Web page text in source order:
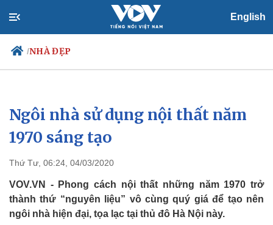
English
/NHÀ ĐẸP
Chính trị
Đảng
Tổ chức nhân sự
Nhận diện sự thật
Xã hội
Việc làm
Biển đảo
Ngôi nhà sử dụng nội thất năm
1970 sáng tạo
Thứ Tư, 06:24, 04/03/2020
VOV.VN - Phong cách nội thất những năm 1970 trở
thành thứ “nguyên liệu” vô cùng quý giá để tạo nên
ngôi nhà hiện đại, tọa lạc tại thủ đô Hà Nội này.